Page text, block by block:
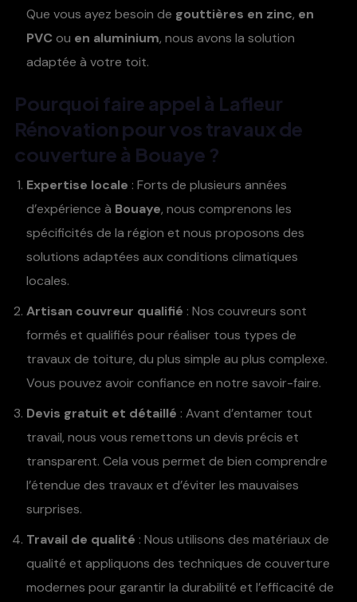
Que vous ayez besoin de gouttières en zinc, en
PVC ou en aluminium, nous avons la solution
adaptée à votre toit.
Pourquoi faire appel à Lafleur
Rénovation pour vos travaux de
couverture à Bouaye ?
Expertise locale : Forts de plusieurs années
d’expérience à Bouaye, nous comprenons les
spécificités de la région et nous proposons des
solutions adaptées aux conditions climatiques
locales.
Artisan couvreur qualifié : Nos couvreurs sont
formés et qualifiés pour réaliser tous types de
travaux de toiture, du plus simple au plus complexe.
Vous pouvez avoir confiance en notre savoir-faire.
Devis gratuit et détaillé : Avant d’entamer tout
travail, nous vous remettons un devis précis et
transparent. Cela vous permet de bien comprendre
l’étendue des travaux et d’éviter les mauvaises
surprises.
Travail de qualité : Nous utilisons des matériaux de
qualité et appliquons des techniques de couverture
modernes pour garantir la durabilité et l’efficacité de